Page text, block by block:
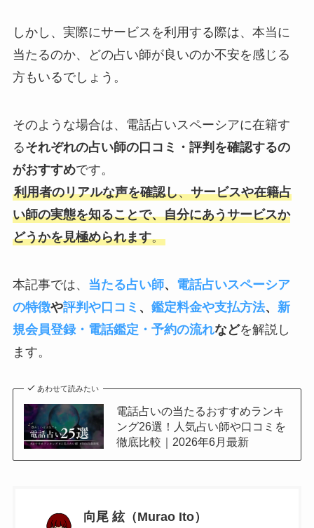
しかし、実際にサービスを利用する際は、本当に
当たるのか、どの占い師が良いのか不安を感じる
方もいるでしょう。
そのような場合は、電話占いスペーシアに在籍す
るそれぞれの占い師の口コミ・評判を確認するの
がおすすめです。
利用者のリアルな声を確認し、サービスや在籍占
い師の実態を知ることで、自分にあうサービスか
どうかを見極められます。
本記事では、 当たる占い師、 電話占いスペーシア
の特徴や評判や口コミ 、 鑑定料金や支払方法、 新
規会員登録・電話鑑定・予約の流れなどを解説し
ます。
あわせて読みたい
電話占いの当たるおすすめランキ
ング26選！人気占い師や口コミを
徹底比較｜2026年6月最新
向尾 絃（Murao Ito）